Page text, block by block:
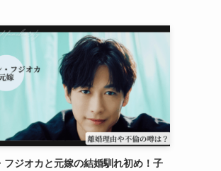
フジオカと元嫁の結婚馴れ初め！子